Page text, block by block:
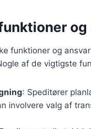
funktioner og
af de vigtigste
: Speditører
involvere valg af